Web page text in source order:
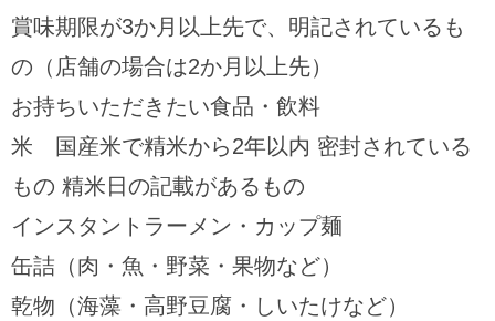
賞味期限が3か月以上先で、明記されているも
の（店舗の場合は2か月以上先）
お持ちいただきたい食品・飲料
米 国産米で精米から2年以内 密封されている
もの 精米日の記載があるもの
インスタントラーメン・カップ麺
缶詰（肉・魚・野菜・果物など）
乾物（海藻・高野豆腐・しいたけなど）